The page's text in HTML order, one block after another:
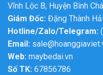
Vĩnh Lộc B, Huyện Bình
Giám Đốc: Đặng Thành
Hotline/Zalo/Telegram:
Email:
Web: maybedai.vn
Số TK: 67856786